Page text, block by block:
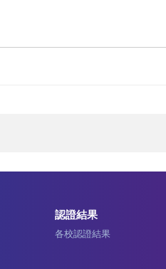
認證結果
各校認證結果